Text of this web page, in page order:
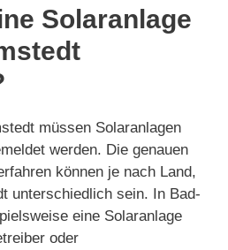
Solaranlage
müssen Solaranlagen
werden. Die genauen
können je nach Land,
unterschiedlich sein. In Bad-
eine Solaranlage
oder